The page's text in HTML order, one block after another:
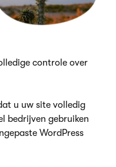
controle over
u uw site volledig
bedrijven gebruiken
WordPress